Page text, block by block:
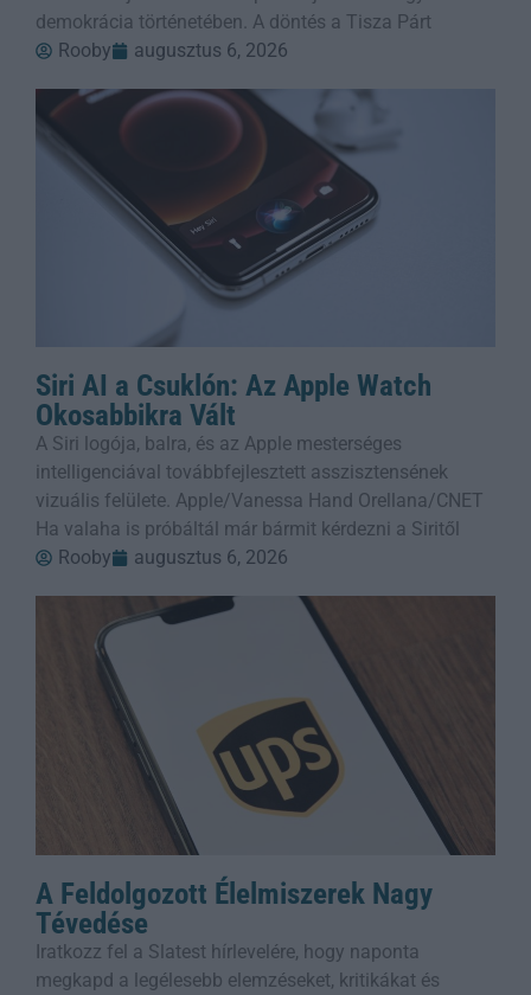
demokrácia történetében. A döntés a Tisza Párt
Rooby
augusztus 6, 2026
Siri AI a Csuklón: Az Apple Watch
Okosabbikra Vált
A Siri logója, balra, és az Apple mesterséges
intelligenciával továbbfejlesztett asszisztensének
vizuális felülete. Apple/Vanessa Hand Orellana/CNET
Ha valaha is próbáltál már bármit kérdezni a Siritől
Rooby
augusztus 6, 2026
A Feldolgozott Élelmiszerek Nagy
Tévedése
Iratkozz fel a Slatest hírlevelére, hogy naponta
megkapd a legélesebb elemzéseket, kritikákat és